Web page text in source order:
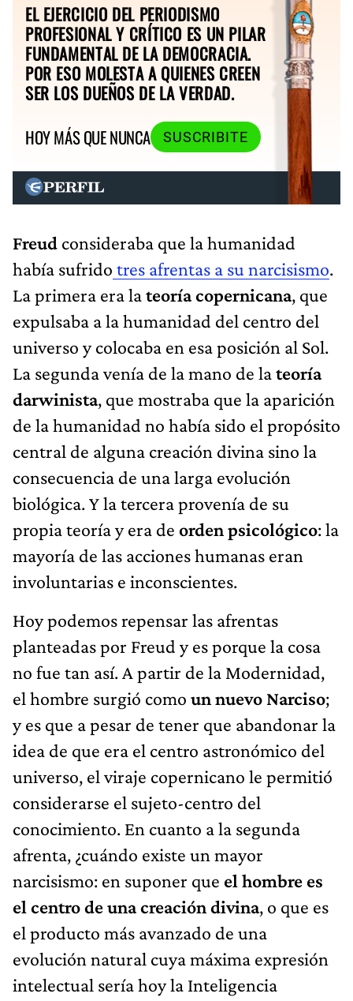
EL EJERCICIO DEL PERIODISMO
PROFESIONAL Y CRÍTICO ES UN PILAR
FUNDAMENTAL DE LA DEMOCRACIA.
POR ESO MOLESTA A QUIENES CREEN
SER LOS DUEÑOS DE LA VERDAD.
HOY MÁS QUE NUNCA
SUSCRIBITE
Freud consideraba que la humanidad
había sufrido tres afrentas a su narcisismo.
La primera era lateoría copernicana, que
expulsaba a la humanidad del centro del
universo y colocaba en esa posición al Sol.
La segunda venía de la mano de lateoría
darwinista, que mostraba que la aparición
de la humanidad no había sido el propósito
central de alguna creación divina sino la
consecuencia de una larga evolución
biológica. Y la tercera provenía de su
propia teoría y era de orden psicológico: la
mayoría de las acciones humanas eran
involuntarias e inconscientes.
Hoy podemos repensar las afrentas
planteadas por Freud y es porque la cosa
no fue tan así. A partir de la Modernidad,
el hombre surgió como un nuevo Narciso;
y es que a pesar de tener que abandonar la
idea de que era el centro astronómico del
universo, el viraje copernicano le permitió
considerarse el sujeto-centro del
conocimiento. En cuanto a la segunda
afrenta, ¿cuándo existe un mayor
narcisismo: en suponer que el hombre es
el centro de una creación divina, o que es
el producto más avanzado de una
evolución natural cuya máxima expresión
intelectual sería hoy la Inteligencia